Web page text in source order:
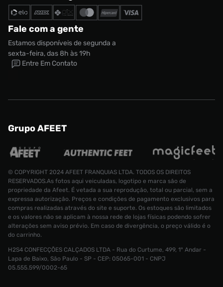
Boné Puma X A$AP Rocky Seatbelt Unissex
Fale com a gente
Estamos disponíveis de segunda a
sexta-feira, das 8h às 19h
Entre Em Contato
Grupo AFEET
© COPYRIGHT 2024 AFEET FRANQUIAS LTDA. TODOS OS DIREITOS
RESERVADOS.As fotos aqui veiculadas, logotipo e marca são de
propriedade da Afeet. É vetada a sua reprodução, total ou parcial, sem a
expressa autorização. Preços e condições de pagamento exclusivos para
compras realizadas através do site e suporte. Os estoques são limitados
e os valores não se aplicam à nossa rede de lojas físicas podendo sofrer
alterações sem aviso prévio. Em caso de divergência, o preço válido é o
do carrinho.
H2S4 CONFECÇÕES CALÇADOS LTDA - Rua do Curtume, 499, 1° Andar -
Lapa de Baixo, São Paulo - SP - CEP: 05065-001 - CNPJ
05.555.599/0002-65